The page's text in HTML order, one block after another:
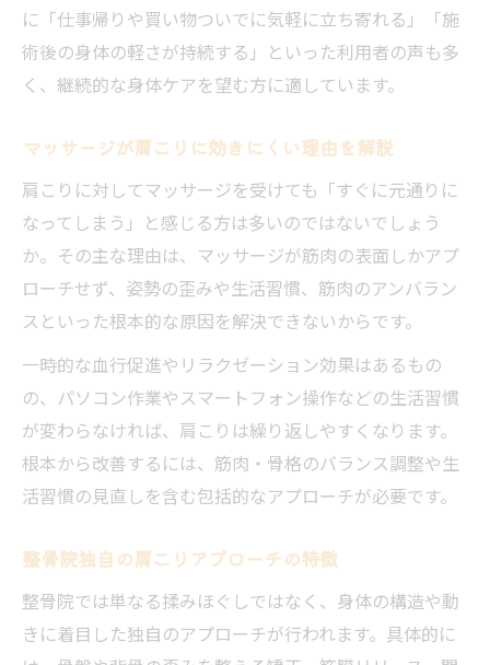
に「仕事帰りや買い物ついでに気軽に立ち寄れる」「施
術後の身体の軽さが持続する」といった利用者の声も多
く、継続的な身体ケアを望む方に適しています。
マッサージが肩こりに効きにくい理由を解説
肩こりに対してマッサージを受けても「すぐに元通りに
なってしまう」と感じる方は多いのではないでしょう
か。その主な理由は、マッサージが筋肉の表面しかアプ
ローチせず、姿勢の歪みや生活習慣、筋肉のアンバラン
スといった根本的な原因を解決できないからです。
一時的な血行促進やリラクゼーション効果はあるもの
の、パソコン作業やスマートフォン操作などの生活習慣
が変わらなければ、肩こりは繰り返しやすくなります。
根本から改善するには、筋肉・骨格のバランス調整や生
活習慣の見直しを含む包括的なアプローチが必要です。
整骨院独自の肩こりアプローチの特徴
整骨院では単なる揉みほぐしではなく、身体の構造や動
きに着目した独自のアプローチが行われます。具体的に